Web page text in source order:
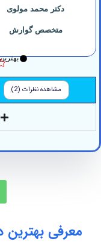
دکتر محمد مولوی
متخصص گوارش
بهترین دکتر
0/5 (0 نظر)
مشاهده نظرات (2)
بهترین